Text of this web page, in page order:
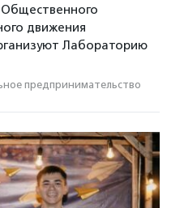
движения
Лабораторию
предпри­нима­тель­ство